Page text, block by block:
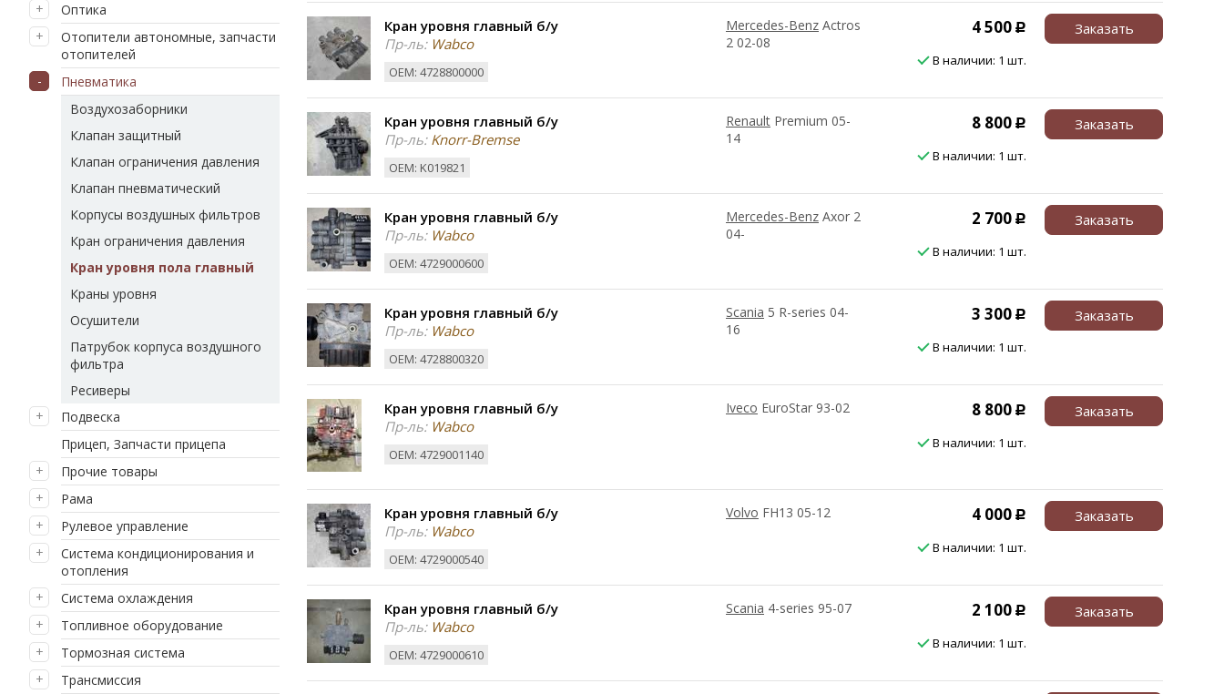
Оптика
Отопители автономные, запчасти
отопителей
Пневматика
Воздухозаборники
Клапан защитный
Клапан ограничения давления
Клапан пневматический
Корпусы воздушных фильтров
Кран ограничения давления
Кран уровня пола главный
Краны уровня
Осушители
Патрубок корпуса воздушного
фильтра
Ресиверы
Подвеска
Прицеп, Запчасти прицепа
Прочие товары
Рама
Рулевое управление
Система кондиционирования и
отопления
Система охлаждения
Топливное оборудование
Тормозная система
Трансмиссия
Кран уровня главный б/у
Пр-ль:Wabco
ОЕМ: 4728800000
Mercedes-Benz Actros
2 02-08
4 500 Р
В наличии: 1 шт.
Заказать
Кран уровня главный б/у
Пр-ль:Knorr-Bremse
ОЕМ: K019821
Renault Premium 05-
14
8 800 Р
В наличии: 1 шт.
Заказать
Кран уровня главный б/у
Пр-ль:Wabco
ОЕМ: 4729000600
Mercedes-Benz Axor 2
04-
2 700 Р
В наличии: 1 шт.
Заказать
Кран уровня главный б/у
Пр-ль:Wabco
ОЕМ: 4728800320
Scania 5 R-series 04-
16
3 300 Р
В наличии: 1 шт.
Заказать
Кран уровня главный б/у
Пр-ль:Wabco
ОЕМ: 4729001140
Iveco EuroStar 93-02 8 800 Р
В наличии: 1 шт.
Заказать
Кран уровня главный б/у
Пр-ль:Wabco
ОЕМ: 4729000540
Volvo FH13 05-12 4 000 Р
В наличии: 1 шт.
Заказать
Кран уровня главный б/у
Пр-ль:Wabco
ОЕМ: 4729000610
Scania 4-series 95-07 2 100 Р
В наличии: 1 шт.
Заказать